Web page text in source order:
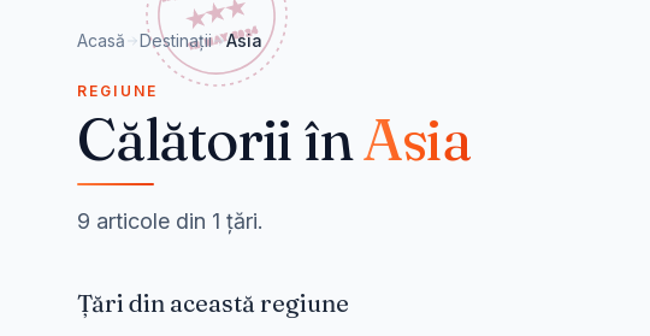
Acasă Destinații Asia
REGIUNE
Călătorii înAsia
9 articole din 1 țări.
Țări din această regiune
🇯🇵Japonia